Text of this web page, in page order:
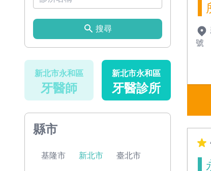
搜尋
新北市永和區
牙醫師
新北市永和區
牙醫診所
縣市
基隆市 新北市 臺北市
號